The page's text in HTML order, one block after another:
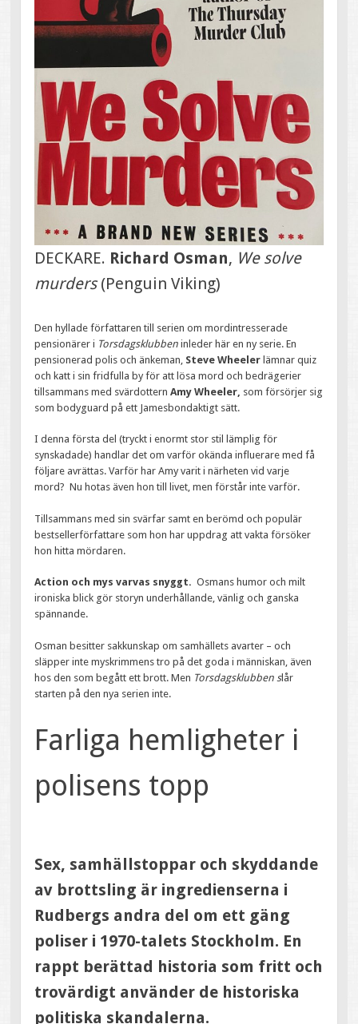
DECKARE. Richard Osman, We solve
murders(Penguin Viking)
Den hyllade författaren till serien om mordintresserade
pensionärer i Torsdagsklubbeninleder här en ny serie. En
pensionerad polis och änkeman, Steve Wheeler lämnar quiz
och katt i sin fridfulla by för att lösa mord och bedrägerier
tillsammans med svärdotternAmy Wheeler, som försörjer sig
som bodyguard på ett Jamesbondaktigt sätt.
I denna första del (tryckt i enormt stor stil lämplig för
synskadade) handlar det om varför okända influerare med få
följare avrättas. Varför har Amy varit i närheten vid varje
mord? Nu hotas även hon till livet, men förstår inte varför.
Tillsammans med sin svärfar samt en berömd och populär
bestsellerförfattare som hon har uppdrag att vakta försöker
hon hitta mördaren.
Action och mys varvas snyggt. Osmans humor och milt
ironiska blick gör storyn underhållande, vänlig och ganska
spännande.
Osman besitter sakkunskap om samhällets avarter – och
släpper inte myskrimmens tro på det goda i människan, även
hos den som begått ett brott. Men Torsdagsklubben slår
starten på den nya serien inte.
Farliga hemligheter i
polisens topp
Sex, samhällstoppar och skyddande
av brottsling är ingredienserna i
Rudbergs andra del om ett gäng
poliser i 1970-talets Stockholm. En
rappt berättad historia som fritt och
trovärdigt använder de historiska
politiska skandalerna.